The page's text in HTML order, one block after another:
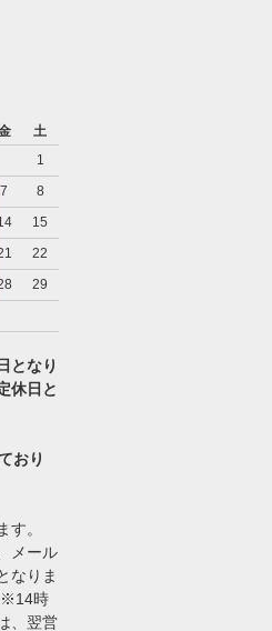
土
1
7
8
15
22
29
となり
休日と
おり
す。
メール
なりま
※14時
、翌営